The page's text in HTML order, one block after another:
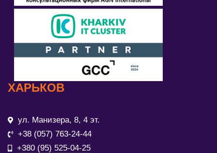
ХАРЬКОВ
ул. Манизера, 8, 4 эт.
+38 (057) 763-24-44
+380 (95) 525-04-25